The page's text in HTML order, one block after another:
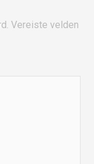
Vereiste velden